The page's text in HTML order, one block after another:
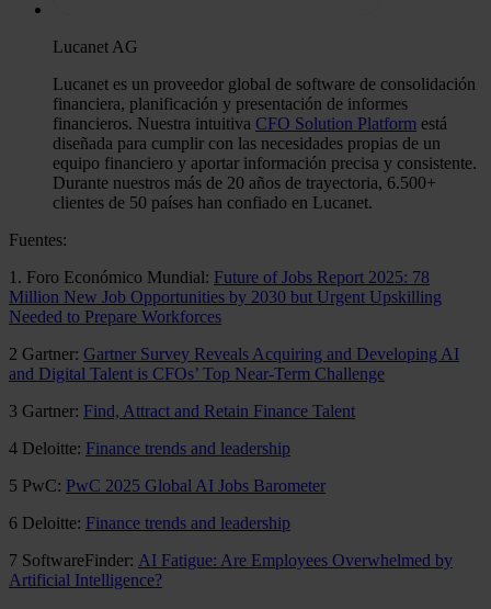
Lucanet AG
Lucanet es un proveedor global de software de consolidación
financiera, planificación y presentación de informes
financieros. Nuestra intuitiva CFO Solution Platform está
diseñada para cumplir con las necesidades propias de un
equipo financiero y aportar información precisa y consistente.
Durante nuestros más de 20 años de trayectoria, 6.500+
clientes de 50 países han confiado en Lucanet.
Fuentes:
1. Foro Económico Mundial: Future of Jobs Report 2025: 78
Million New Job Opportunities by 2030 but Urgent Upskilling
Needed to Prepare Workforces
2 Gartner: Gartner Survey Reveals Acquiring and Developing AI
and Digital Talent is CFOs’ Top Near-Term Challenge
3 Gartner: Find, Attract and Retain Finance Talent
4 Deloitte: Finance trends and leadership
5 PwC: PwC 2025 Global AI Jobs Barometer
6 Deloitte: Finance trends and leadership
7 SoftwareFinder: AI Fatigue: Are Employees Overwhelmed by
Artificial Intelligence?